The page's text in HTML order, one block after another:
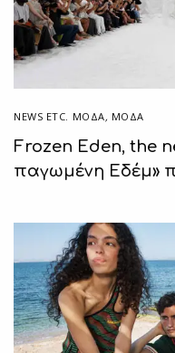
NEWS ETC. ΜΌΔΑ, ΜΟΔΑ
Frozen Eden, the
παγωμένη Εδέμ»